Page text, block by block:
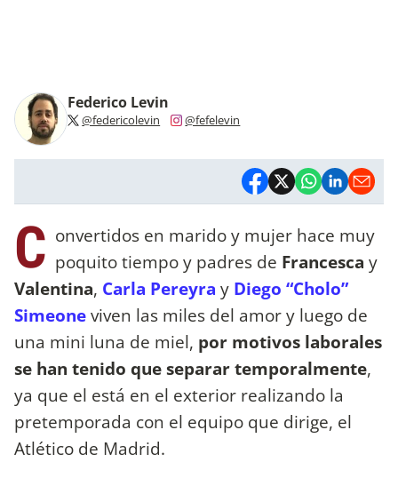
Federico Levin
@federicolevin @fefelevin
C onvertidos en marido y mujer hace muy
poquito tiempo y padres de Francesca y
Valentina, Carla Pereyra y Diego “Cholo”
Simeoneviven las miles del amor y luego de
una mini luna de miel, por motivos laborales
se han tenido que separar temporalmente,
ya que el está en el exterior realizando la
pretemporada con el equipo que dirige, el
Atlético de Madrid.